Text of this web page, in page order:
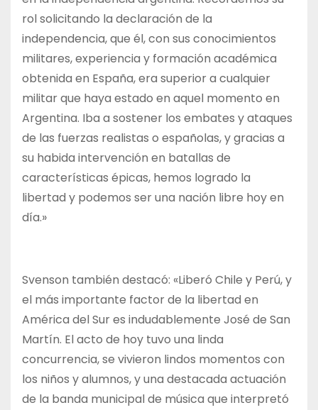
rol solicitando la declaración de la
independencia, que él, con sus conocimientos
militares, experiencia y formación académica
obtenida en España, era superior a cualquier
militar que haya estado en aquel momento en
Argentina. Iba a sostener los embates y ataques
de las fuerzas realistas o españolas, y gracias a
su habida intervención en batallas de
características épicas, hemos logrado la
libertad y podemos ser una nación libre hoy en
día.»
Svenson también destacó: «Liberó Chile y Perú, y
el más importante factor de la libertad en
América del Sur es indudablemente José de San
Martín. El acto de hoy tuvo una linda
concurrencia, se vivieron lindos momentos con
los niños y alumnos, y una destacada actuación
de la banda municipal de música que interpretó